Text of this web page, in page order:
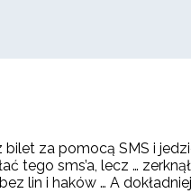
za pomocą SMS i
tego sms’a, lecz …
lin i haków … A